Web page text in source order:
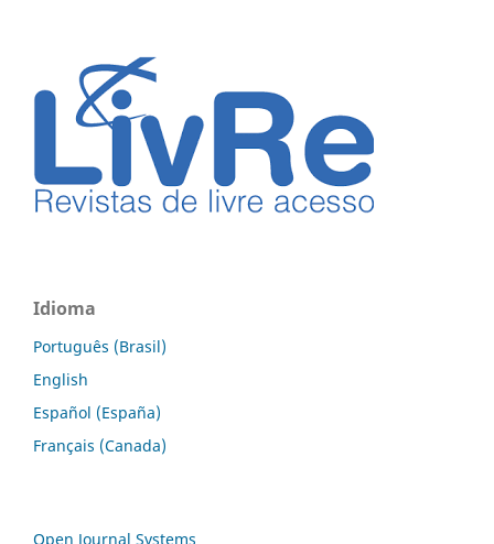
Idioma
Português (Brasil)
English
Español (España)
Français (Canada)
Open Journal Systems